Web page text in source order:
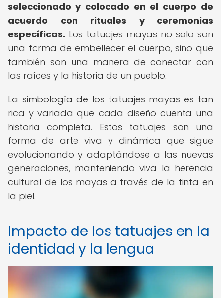
seleccionado y colocado en el cuerpo de
acuerdo con rituales y ceremonias
específicas. Los tatuajes mayas no solo son
una forma de embellecer el cuerpo, sino que
también son una manera de conectar con
las raíces y la historia de un pueblo.
La simbología de los tatuajes mayas es tan
rica y variada que cada diseño cuenta una
historia completa. Estos tatuajes son una
forma de arte viva y dinámica que sigue
evolucionando y adaptándose a las nuevas
generaciones, manteniendo viva la herencia
cultural de los mayas a través de la tinta en
la piel.
Impacto de los tatuajes en la
identidad y la lengua